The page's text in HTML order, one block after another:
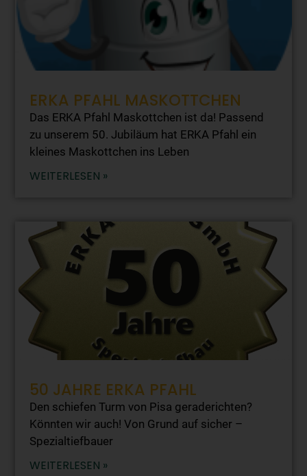
ERKA PFAHL MASKOTTCHEN
Das ERKA Pfahl Maskottchen ist da! Passend
zu unserem 50. Jubiläum hat ERKA Pfahl ein
kleines Maskottchen ins Leben
WEITERLESEN »
50 JAHRE ERKA PFAHL
Den schiefen Turm von Pisa geraderichten?
Könnten wir auch! Von Grund auf sicher –
Spezialtiefbauer
WEITERLESEN »